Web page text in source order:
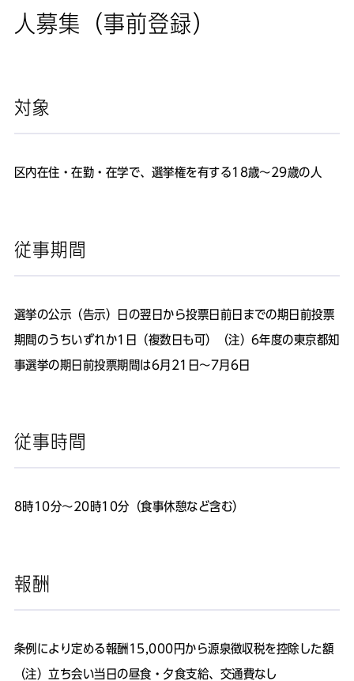
人募集（事前登録）
対象
区内在住・在勤・在学で、選挙権を有する18歳～29歳の人
従事期間
選挙の公示（告示）日の翌日から投票日前日までの期日前投票
期間のうちいずれか1日（複数日も可）（注）6年度の東京都知
事選挙の期日前投票期間は6月21日～7月6日
従事時間
8時10分～20時10分（食事休憩など含む）
報酬
条例により定める報酬15,000円から源泉徴収税を控除した額
（注）立ち会い当日の昼食・夕食支給、交通費なし